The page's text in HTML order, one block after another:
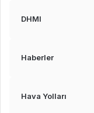
DHMI
Haberler
Hava Yolları